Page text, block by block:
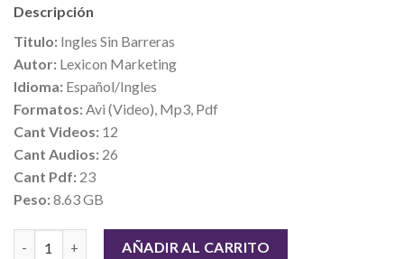
Descripción
Titulo: Ingles Sin Barreras
Autor: Lexicon Marketing
Idioma: Español/Ingles
Formatos:Avi (Video), Mp3, Pdf
Cant Videos: 12
Cant Audios: 26
Cant Pdf: 23
Peso:8.63 GB
Ingles Sin Barreras cantidadAÑADIR AL CARRITO